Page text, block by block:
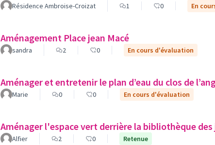
Résidence Ambroise-Croizat 1 0 En
Aménagement Place jean Macé
sandra 2 0 En cours d'évaluation
Aménager et entretenir le plan d’eau du clos de
Marie 0 0 En cours d'évaluation
Aménager l'espace vert derrière la bibliothèque des
Alfier 2 0 Retenue